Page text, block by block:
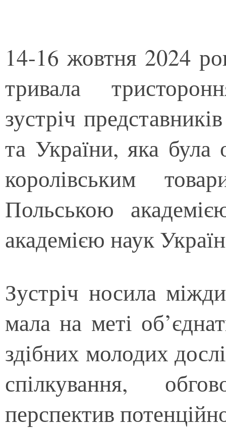
14-16 жовтня 2024
тривала
зустріч
та України, яка була
королівським
Польською
академією наук
Зустріч носила
мала на меті
здібних молодих
спілкування,
перспектив